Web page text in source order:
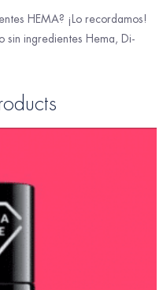
HEMA? ¡Lo recordamos!
sin ingredientes Hema, Di-